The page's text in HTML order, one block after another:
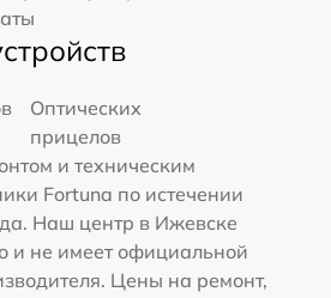
Оптических
прицелов
и техническим
Fortuna по истечении
Наш центр в Ижевске
и не имеет официальной
Цены на ремонт,